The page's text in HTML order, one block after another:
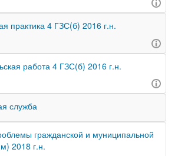
практика 4 ГЗС(б) 2016 г.н.
работа 4 ГЗС(б) 2016 г.н.
служба
гражданской и муниципальной
2018 г.н.